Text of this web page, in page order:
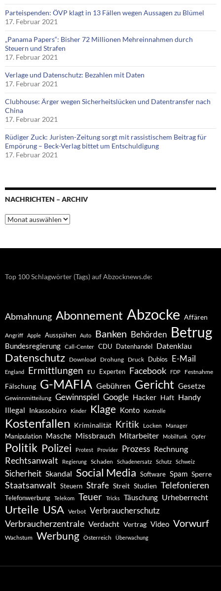
Parteispenden: ÖVP klagt in 13 Fällen wegen Aussagen zu Blümel
17. Februar 2021
„Panama Papers“: Bisher 72 Millionen Mehreinnahmen durch
Steuern und Strafen
17. Februar 2021
Verlage und Datenschutz: Bezahlen mit Daten
17. Februar 2021
Clubhouse: Ärger wegen Sicherheitslücken und Datentransfer nach
China
17. Februar 2021
Rüdiger Zuck: Juristen-Zeitung sorgt mit rassistischem Beitrag für
Empörung – Beck-Verlag bittet um Entschuldigung
17. Februar 2021
NACHRICHTEN – ARCHIV
Nachrichten
–
Top 100 Schlagwörter (Tags) auf Abzocknews.de:
Abmahnung Abonnement Abzocke Affären
Angriff Apple Ausspähen Auto Banken Behörden Betrug
Bundesregierung Call-Center CDU Datenhandel Datenklau
Datenschutz Download Drohung Druck Dubios E-Mail
England Ermittlungen EU Experten Facebook FDP Festnahme
Fälschung G-MAFIA Gebühren Gericht Gesetze
Gewinnmitteilung Gewinnspiel Google Hacker Haft Handy
Illegal Inkassobüro Kinder Klage Konto Kontrolle
Kostenfallen Kriminalität Kritik Locken Manager
Manipulation Masche Missbrauch Mitarbeiter Mobilfunk Opfer
Politik Polizei Protest Provider Prozess Rechnung
Rechtsanwalt Regierung Schaden Schadenersatz Schutz Schweiz
Sicherheit Skandal Social Media Software Spam Sperre
Staatsanwalt Steuern Strafe Streit Studien Telefonieren
Telefonwerbung Telekom Teuer Tricks Täuschung Urheberrecht
Urteile USA Verbot Verbraucherschutz
Verbraucherzentrale Verdacht Vertrag Video Vorwurf
Wachstum Werbung Österreich Überwachung